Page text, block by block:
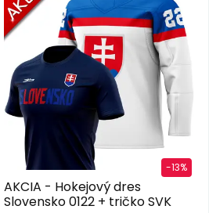
-13%
AKCIA - Hokejový dres
Slovensko 0122 + tričko SVK